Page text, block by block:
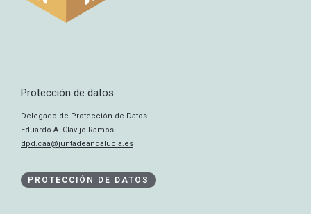
Protección de datos
Delegado de Protección de Datos
Eduardo A. Clavijo Ramos
dpd.caa@juntadeandalucia.es
PROTECCIÓN DE DATOS